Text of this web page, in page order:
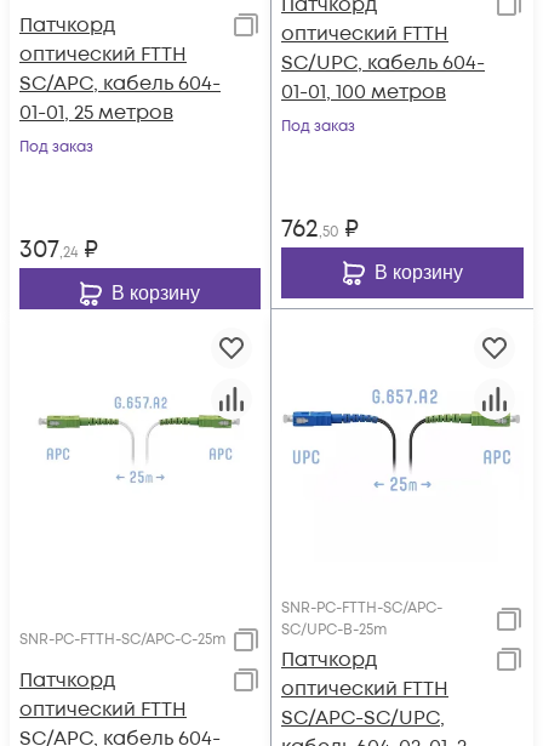
Патчкорд
оптический FTTH
SC/APC, кабель 604-
01-01, 25 метров
Под заказ
307,24 ₽
В корзину
оптический FTTH
SC/UPC, кабель 604-
01-01, 100 метров
Под заказ
762,50 ₽
В корзину
SNR-PC-FTTH-SC/APC-C-25m
Патчкорд
оптический FTTH
SC/APC, кабель 604-
SNR-PC-FTTH-SC/APC-
SC/UPC-B-25m
Патчкорд
оптический FTTH
SC/APC-SC/UPC,